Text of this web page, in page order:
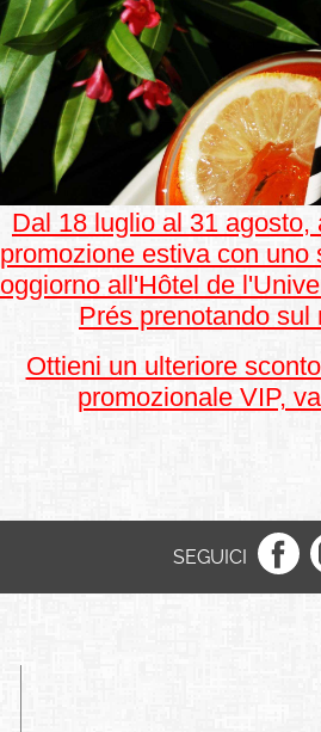
Dal 18 luglio al 31
promozione estiva con
all'Hôtel de
Prés prenotando sul
Ottieni un ulteriore
promozionale VIP,
SEGUICI